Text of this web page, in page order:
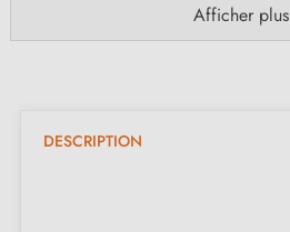
Afficher plus
DESCRIPTION